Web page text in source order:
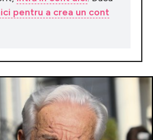
pentru a crea un cont